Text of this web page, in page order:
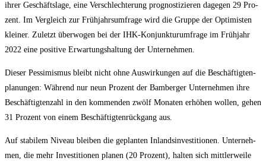
ihrer Geschäfts­la­ge, eine Ver­schlech­te­rung pro­gnos­ti­zie­ren dage­gen 29 Pro­
zent. Im Ver­gleich zur Früh­jahrs­um­fra­ge wird die Grup­pe der Opti­mis­ten
klei­ner. Zuletzt über­wo­gen bei der IHK-Kon­junk­tur­um­fra­ge im Früh­jahr
2022 eine posi­ti­ve Erwar­tungs­hal­tung der Unternehmen.
Die­ser Pes­si­mis­mus bleibt nicht ohne Aus­wir­kun­gen auf die Beschäf­tig­ten­
pla­nun­gen: Wäh­rend nur neun Pro­zent der Bam­ber­ger Unter­neh­men ihre
Beschäf­tig­ten­zahl in den kom­men­den zwölf Mona­ten erhö­hen wol­len, gehen
31 Pro­zent von einem Beschäf­tig­ten­rück­gang aus.
Auf sta­bi­lem Niveau blei­ben die geplan­ten Inlands­in­ves­ti­tio­nen. Unter­neh­
men, die mehr Inves­ti­tio­nen pla­nen (20 Pro­zent), hal­ten sich mitt­ler­wei­le